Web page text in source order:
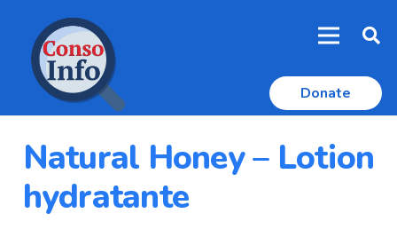
Donate
Natural Honey – Lotion
hydratante